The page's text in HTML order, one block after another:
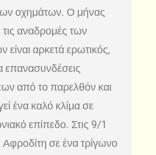
οχημάτων. Ο μήνας
αναδρομές των
είναι αρκετά ερωτικός,
επανασυνδέσεις
από το παρελθόν και
ένα καλό κλίμα σε
επίπεδο. Στις 9/1
Αφροδίτη σε ένα τρίγωνο